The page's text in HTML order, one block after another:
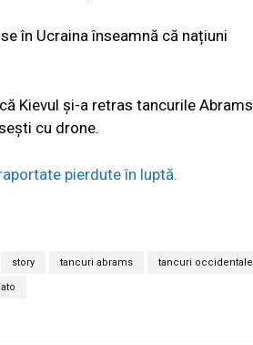
în Ucraina înseamnă că națiuni
Kievul și-a retras tancurile Abrams
cu drone.
pierdute în luptă.
story tancuri abrams tancuri occidentale